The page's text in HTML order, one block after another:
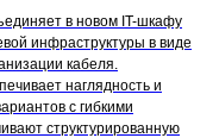
в новом IT-шкафу
инфраструктуры в виде
кабеля.
наглядность и
с гибкими
структурированную